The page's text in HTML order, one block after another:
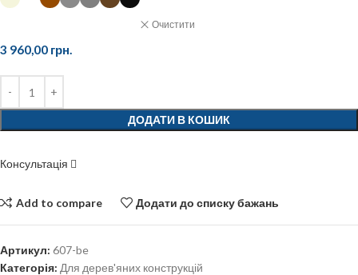
Очистити
3 960,00 грн.
ДОДАТИ В КОШИК
Консультація
Add to compare Додати до списку бажань
Артикул: 607-be
Категорія: Для дерев'яних конструкцій